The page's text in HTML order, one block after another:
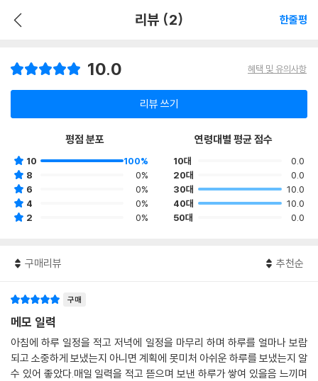
리뷰 (2) 한줄평
10.0 혜택 및 유의사항
리뷰 쓰기
평점 분포
10
100%
8
0%
6
0%
4
0%
2
0%
연령대별 평균 점수
10대
0.0
20대
0.0
30대
10.0
40대
10.0
50대
0.0
구매리뷰 추천순
구매
메모 일력
아침에 하루 일정을 적고 저녁에 일정을 마무리 하며 하루를 얼마나 보람
되고 소중하게 보냈는지 아니면 계획에 못미처 아쉬운 하루를 보냈는지 알
수 있어 좋았다.매일 일력을 적고 뜯으며 보낸 하루가 쌓여 있을음 느끼며